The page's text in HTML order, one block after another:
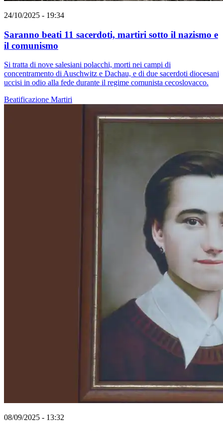
24/10/2025 - 19:34
Saranno beati 11 sacerdoti, martiri sotto il nazismo e
il comunismo
Si tratta di nove salesiani polacchi, morti nei campi di
concentramento di Auschwitz e Dachau, e di due sacerdoti diocesani
uccisi in odio alla fede durante il regime comunista cecoslovacco.
Beatificazione Martiri
08/09/2025 - 13:32